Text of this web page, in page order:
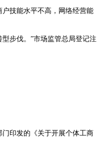
技能水平不高，网络经营能
步伐。”市场监管总局登记注
门印发的《关于开展个体工商